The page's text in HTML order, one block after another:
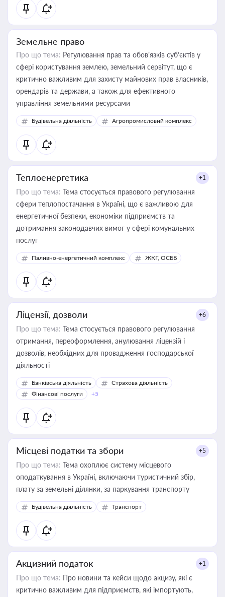
Земельне право
Про що тема: Регулювання прав та обов’язків суб’єктів у
сфері користування землею, земельний сервітут, що є
критично важливим для захисту майнових прав власників,
орендарів та держави, а також для ефективного
управління земельними ресурсами
Будівельна діяльність Агропромисловий комплекс
Теплоенергетика +1
Про що тема: Тема стосується правового регулювання
сфери теплопостачання в Україні, що є важливою для
енергетичної безпеки, економіки підприємств та
дотримання законодавчих вимог у сфері комунальних
послуг
Паливно-енергетичний комплекс ЖКГ, ОСББ
Ліцензії, дозволи +6
Про що тема: Тема стосується правового регулювання
отримання, переоформлення, анулювання ліцензій і
дозволів, необхідних для провадження господарської
діяльності
Банківська діяльність
Страхова діяльність
Фінансові послуги
+5
Місцеві податки та збори +5
Про що тема: Тема охоплює систему місцевого
оподаткування в Україні, включаючи туристичний збір,
плату за земельні ділянки, за паркування транспорту
Будівельна діяльність Транспорт
Акцизний податок +1
Про що тема: Про новини та кейси щодо акцизу, які є
критично важливим для підприємств, які імпортують,